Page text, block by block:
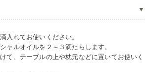
入れてお使いください。
ャルオイルを２～３滴たらします。
て、テーブルの上や枕元などに置いてお使いく